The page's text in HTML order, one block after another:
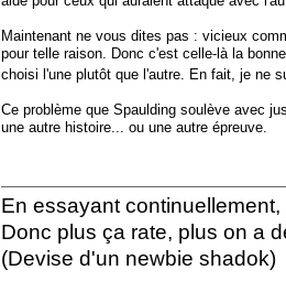
Maintenant ne vous dites pas : vicieux
pour telle raison. Donc c'est celle-là la
choisi l'une plutôt que l'autre. En fait, je ne
Ce problème que Spaulding soulève avec
une autre histoire... ou une autre épreuve.
En essayant
Donc plus ça rate, plus on a
(Devise d'un newbie shadok)